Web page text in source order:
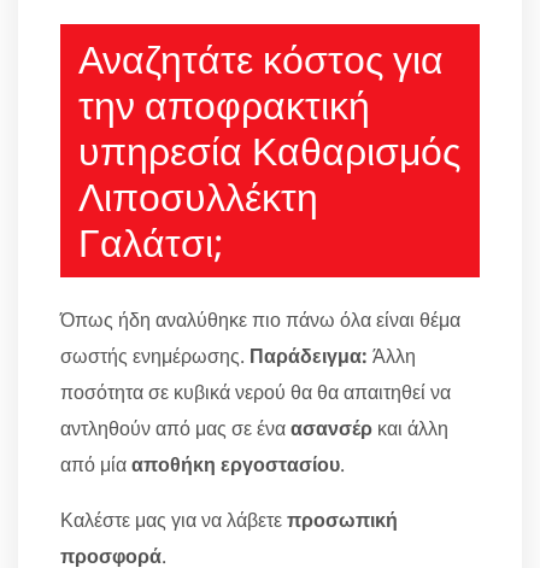
Αναζητάτε κόστος για
την αποφρακτική
υπηρεσία Καθαρισμός
Λιποσυλλέκτη
Γαλάτσι;
Όπως ήδη αναλύθηκε πιο πάνω όλα είναι θέμα
σωστής ενημέρωσης. Παράδειγμα: Άλλη
ποσότητα σε κυβικά νερού θα θα απαιτηθεί να
αντληθούν από μας σε έναασανσέρ και άλλη
από μίααποθήκη εργοστασίου.
Καλέστε μας για να λάβετεπροσωπική
προσφορά.